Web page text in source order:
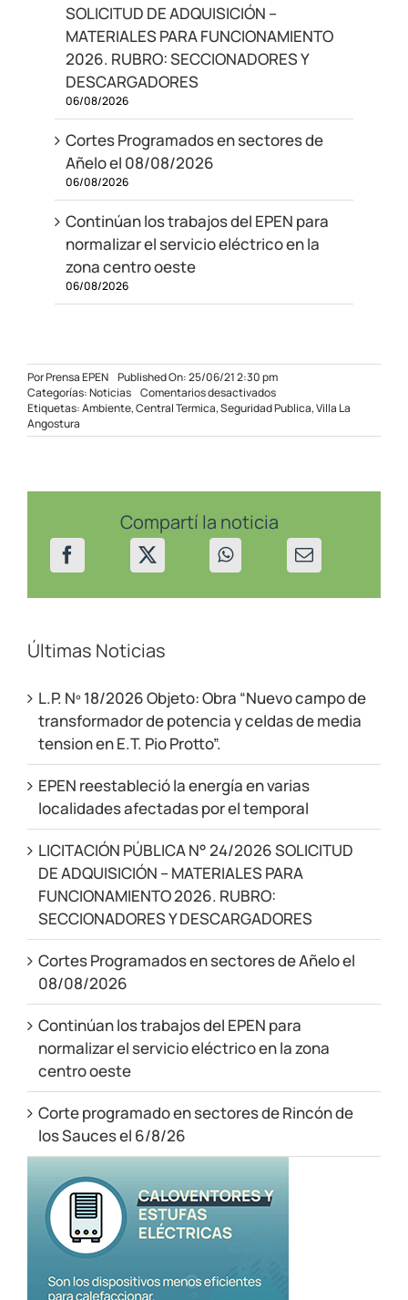
SOLICITUD DE ADQUISICIÓN –
MATERIALES PARA FUNCIONAMIENTO
2026. RUBRO: SECCIONADORES Y
DESCARGADORES
06/08/2026
Cortes Programados en sectores de
Añelo el 08/08/2026
06/08/2026
Continúan los trabajos del EPEN para
normalizar el servicio eléctrico en la
zona centro oeste
06/08/2026
PorPrensa EPEN Published On: 25/06/21 2:30 pm
Categorías:Noticias Comentarios desactivadosen
Continúan
trabajos
de
Villa
Angostura
Etiquetas:Ambiente,Central Termica,Seguridad Publica,Villa La
Angostura
Compartí la noticia
Últimas Noticias
L.P. Nº 18/2026 Objeto: Obra “Nuevo campo de
transformador de potencia y celdas de media
tension en E.T. Pio Protto”.
EPEN reestableció la energía en varias
localidades afectadas por el temporal
LICITACIÓN PÚBLICA N° 24/2026 SOLICITUD
DE ADQUISICIÓN – MATERIALES PARA
FUNCIONAMIENTO 2026. RUBRO:
SECCIONADORES Y DESCARGADORES
Cortes Programados en sectores de Añelo el
08/08/2026
Continúan los trabajos del EPEN para
normalizar el servicio eléctrico en la zona
centro oeste
Corte programado en sectores de Rincón de
los Sauces el 6/8/26